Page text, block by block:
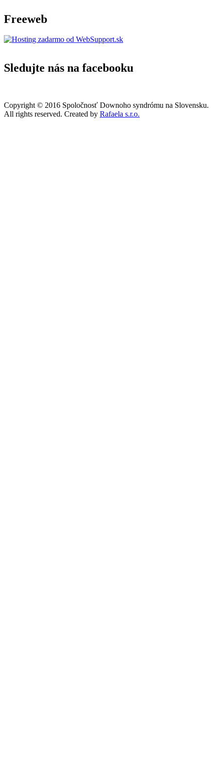
Freeweb
Sledujte nás na facebooku
Copyright © 2016 Spoločnosť Downoho syndrómu na Slovensku.
All rights reserved. Created by Rafaela s.r.o.